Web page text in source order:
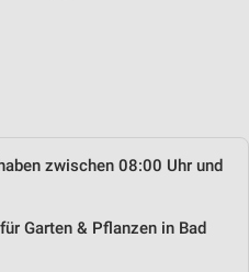
zwischen 08:00 Uhr und
Garten & Pflanzen in Bad